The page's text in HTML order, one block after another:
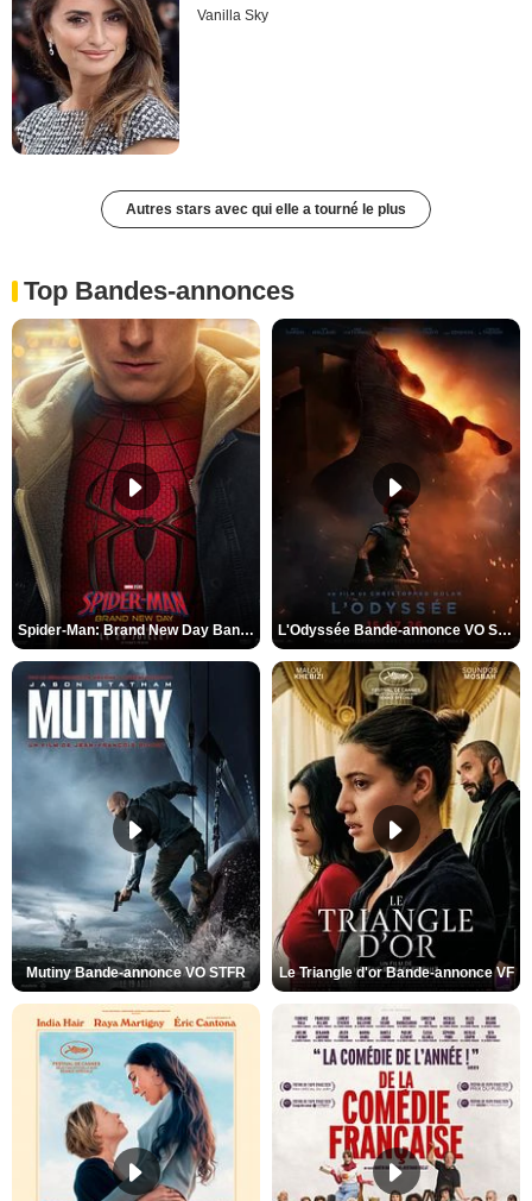
Vanilla Sky
Autres stars avec qui elle a tourné le plus
Top Bandes-annonces
Spider-Man: Brand New Day Bande-annonce VO STFR L'Odyssée Bande-annonce VO STFR
Mutiny Bande-annonce VO STFR Le Triangle d'or Bande-annonce VF